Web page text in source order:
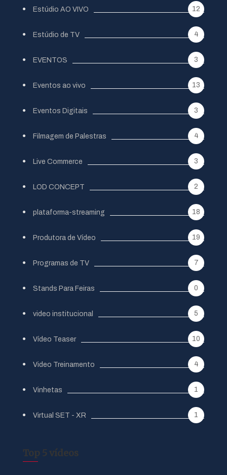
Estúdio AO VIVO 12
Estúdio de TV 4
EVENTOS 3
Eventos ao vivo 13
Eventos Digitais 3
Filmagem de Palestras 4
Live Commerce 3
LOD CONCEPT 2
plataforma-streaming 18
Produtora de Vídeo 19
Programas de TV 7
Stands Para Feiras 0
video institucional 5
Vídeo Teaser 10
Video Treinamento 4
Vinhetas 1
Virtual SET - XR 1
Top 5 vídeos